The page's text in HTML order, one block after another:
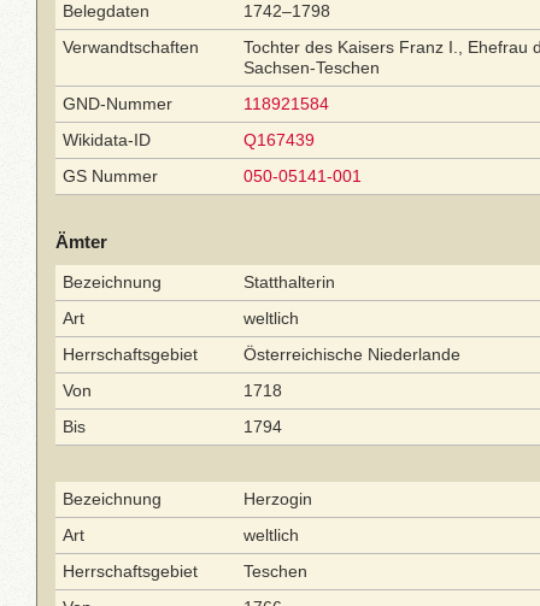
Belegdaten
1742–1798
Verwandtschaften
Tochter des Kaisers Franz I., Ehefrau
Sachsen-Teschen
GND-Nummer
118921584
Wikidata-ID
Q167439
GS Nummer
050-05141-001
Ämter
Bezeichnung
Statthalterin
Art
weltlich
Herrschaftsgebiet
Österreichische Niederlande
Von
1718
Bis
1794
Bezeichnung
Herzogin
Art
weltlich
Herrschaftsgebiet
Teschen